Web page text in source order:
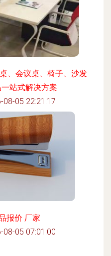
、会议桌、椅子、沙发
站式解决方案
05 22:21:17
报价 厂家
05 07:01:00